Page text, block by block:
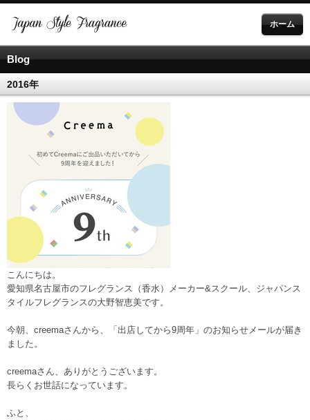
ホーム
Blog
2016年
こんにちは。
愛知県名古屋市のフレグランス（香水）メーカー&スクール、ジャパンス
タイルフレグランスの大野智恵美です。
今朝、creemaさんから、「出店してから9周年」のお知らせメールが届き
ました。
creemaさん、ありがとうございます。
長らくお世話になっています。
ふと、